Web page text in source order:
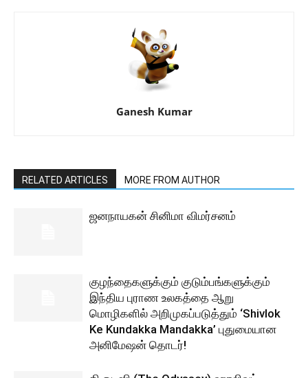
Ganesh Kumar
RELATED ARTICLES MORE FROM AUTHOR
ஜனநாயகன் சினிமா விமர்சனம்
குழந்தைகளுக்கும் குடும்பங்களுக்கும்
இந்திய புராண உலகத்தை ஆறு
மொழிகளில் அறிமுகப்படுத்தும் ‘Shivlok
Ke Kundakka Mandakka’ புதுமையான
அனிமேஷன் தொடர்!